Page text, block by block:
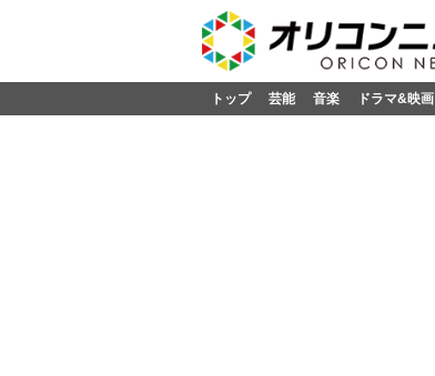
トップ 芸能 音楽 ドラマ&映画